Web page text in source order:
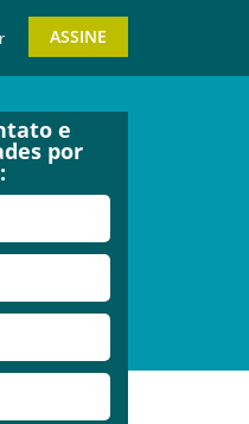
ASSINE
e
por